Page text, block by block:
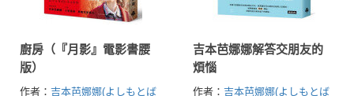
廚房（『月影』電影書腰
版）
作者： 吉本芭娜娜(よしもとば
吉本芭娜娜解答交朋友的
煩惱
作者： 吉本芭娜娜(よしもとば